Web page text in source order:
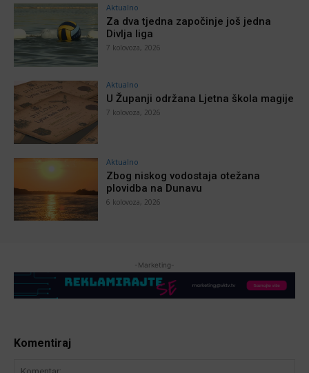
Aktualno
Za dva tjedna započinje još jedna
Divlja liga
7 kolovoza, 2026
Aktualno
U Županji održana Ljetna škola magije
7 kolovoza, 2026
Aktualno
Zbog niskog vodostaja otežana
plovidba na Dunavu
6 kolovoza, 2026
-Marketing-
Komentiraj